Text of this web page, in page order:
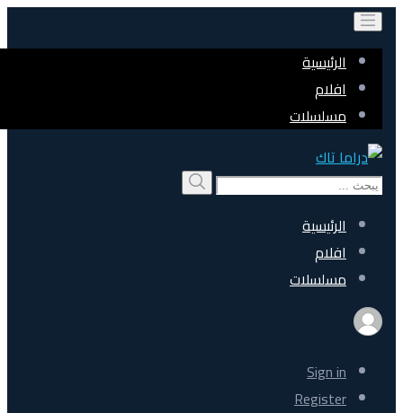
الرئيسية
افلام
مسلسلات
Search
بحث
الرئيسية
افلام
مسلسلات
Sign in
Register